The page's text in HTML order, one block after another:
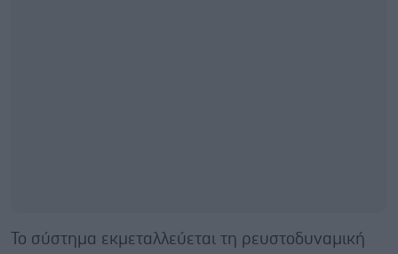
Το σύστημα εκμεταλλεύεται τη ρευστοδυναμική